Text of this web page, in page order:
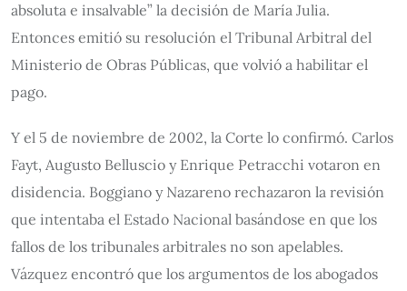
absoluta e insalvable” la decisión de María Julia.
Entonces emitió su resolución el Tribunal Arbitral del
Ministerio de Obras Públicas, que volvió a habilitar el
pago.
Y el 5 de noviembre de 2002, la Corte lo confirmó. Carlos
Fayt, Augusto Belluscio y Enrique Petracchi votaron en
disidencia. Boggiano y Nazareno rechazaron la revisión
que intentaba el Estado Nacional basándose en que los
fallos de los tribunales arbitrales no son apelables.
Vázquez encontró que los argumentos de los abogados